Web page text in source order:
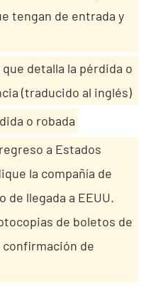
tengan de entrada y
detalla la pérdida o
(traducido al inglés)
o robada
a Estados
la compañía de
llegada a EEUU.
de boletos de
de